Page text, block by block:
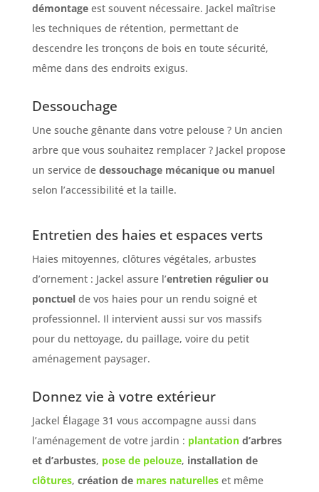
démontageest souvent nécessaire. Jackel maîtrise
les techniques de rétention, permettant de
descendre les tronçons de bois en toute sécurité,
même dans des endroits exigus.
Dessouchage
Une souche gênante dans votre pelouse ? Un ancien
arbre que vous souhaitez remplacer ? Jackel propose
un service de dessouchage mécanique ou manuel
selon l’accessibilité et la taille.
Entretien des haies et espaces verts
Haies mitoyennes, clôtures végétales, arbustes
d’ornement : Jackel assure l’entretien régulier ou
ponctuelde vos haies pour un rendu soigné et
professionnel. Il intervient aussi sur vos massifs
pour du nettoyage, du paillage, voire du petit
aménagement paysager.
Donnez vie à votre extérieur
Jackel Élagage 31 vous accompagne aussi dans
l’aménagement de votre jardin : plantationd’arbres
et d’arbustes, pose de pelouze, installation de
clôtures, création de mares naturelleset même